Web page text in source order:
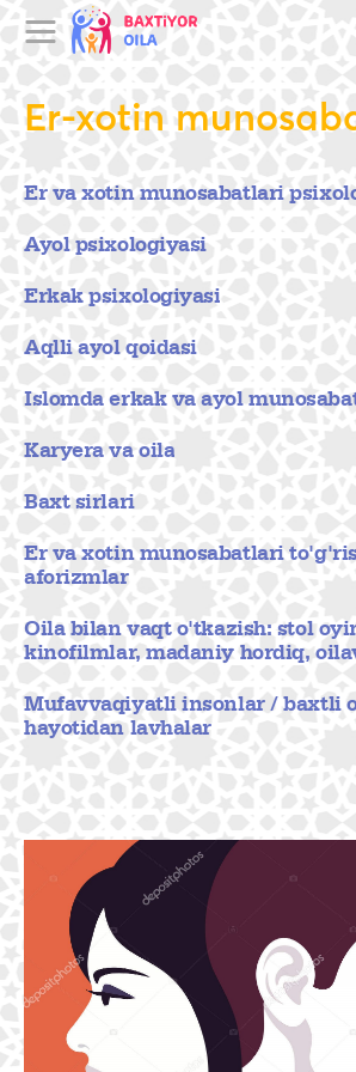
Er-xotin
Er va xotin munosabatlari
Ayol psixologiyasi
Erkak psixologiyasi
Aqlli ayol qoidasi
Islomda erkak va ayol
Karyera va oila
Baxt sirlari
Er va xotin munosabatlari
aforizmlar
Oila bilan vaqt o'tkazish: stol
kinofilmlar, madaniy hordiq,
Mufavvaqiyatli insonlar / baxtli
hayotidan lavhalar